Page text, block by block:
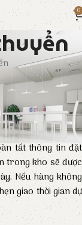
0
sắm, chúng tôi
sẽ
làm việc tiếp theo,
tất thông tin đặt
trong kho sẽ được
Nếu hàng không
giao thời gian dự